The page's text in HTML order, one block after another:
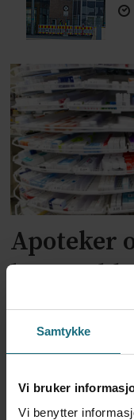
Samtykke
Vi bruker
Vi benytter
Apoteker
har